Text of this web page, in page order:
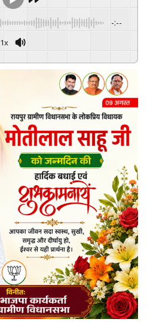
-:--
1x